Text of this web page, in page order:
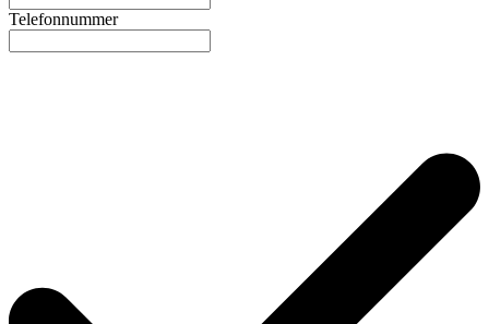
Telefonnummer